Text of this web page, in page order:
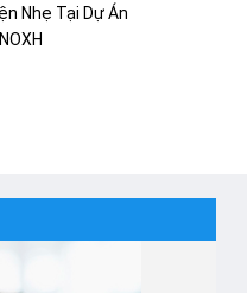
Nhẹ Tại Dự Án